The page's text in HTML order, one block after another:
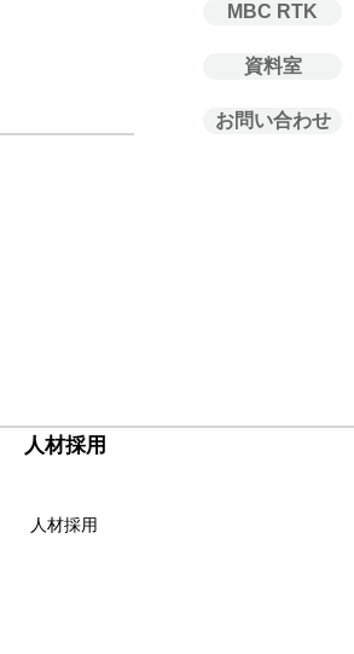
MBC RTK
資料室
お問い合わせ
​人材採用
人材採用